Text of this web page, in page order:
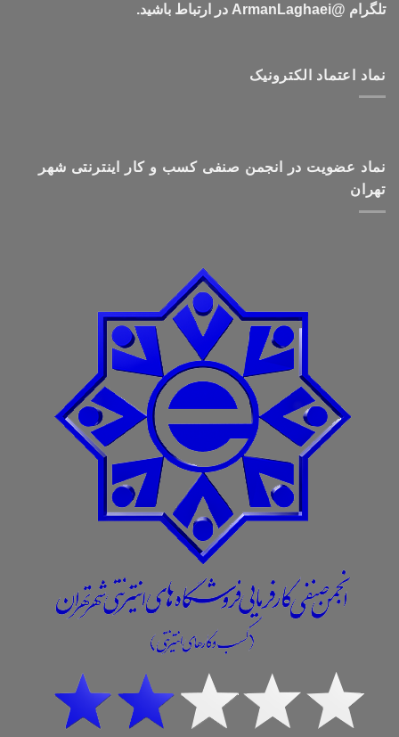
تلگرام @ArmanLaghaei در ارتباط باشید.
نماد اعتماد الکترونیک
نماد عضویت در انجمن صنفی کسب و کار اینترنتی شهر
تهران